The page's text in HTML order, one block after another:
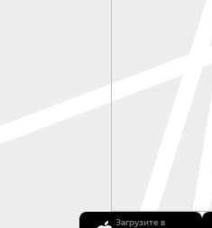
Загрузите в